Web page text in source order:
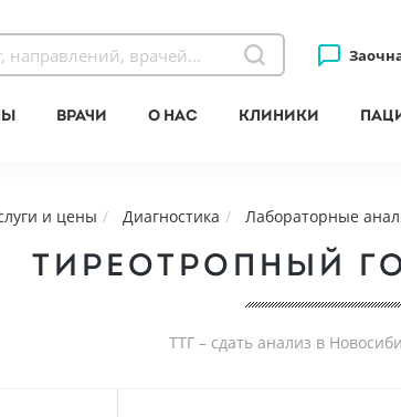
Врачи О нас Клиники
и цены Диагностика Лабораторные
ТИРЕОТРОПНЫЙ
ТТГ – сдать анализ в